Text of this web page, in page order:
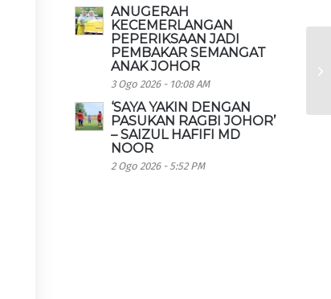
ANUGERAH
KECEMERLANGAN
PEPERIKSAAN JADI
PEMBAKAR SEMANGAT
ANAK JOHOR
3 Ogo 2026 - 10:08 AM
‘SAYA YAKIN DENGAN
PASUKAN RAGBI JOHOR’
– SAIZUL HAFIFI MD
NOOR
2 Ogo 2026 - 5:52 PM